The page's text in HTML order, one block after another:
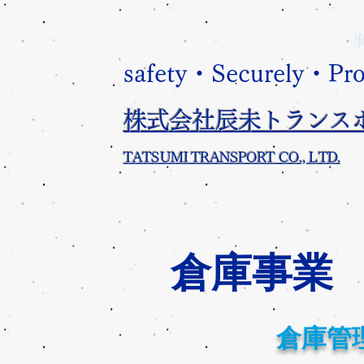
safety・Securely・
株式会社辰未トランス
​TATSUMI TRANSPORT CO., LTD.
​倉庫事業
倉庫管